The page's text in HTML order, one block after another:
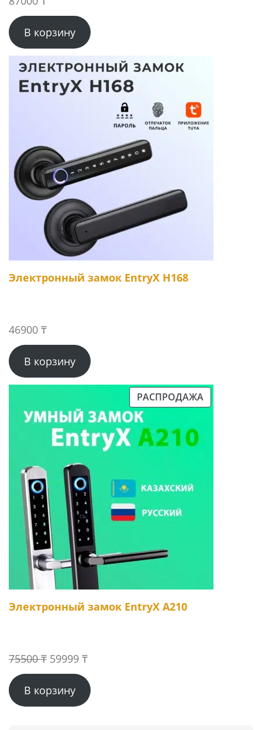
В корзину
Электронный замок EntryX H168
46900 ₸
В корзину
РАСПРОДАЖА
ПРОДАВАЕМЫЙ
ТОВАР
Электронный замок EntryX A210
75500₸ Первоначальная
цена
составляла
75500 ₸.
59999 ₸Текущая
59999 ₸.
В корзину